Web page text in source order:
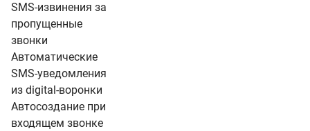
SMS-извинения за
пропущенные
звонки
Автоматические
SMS-уведомления
из digital-воронки
Автосоздание при
входящем звонке